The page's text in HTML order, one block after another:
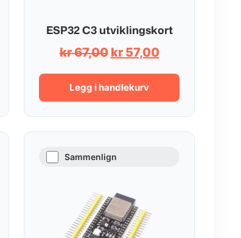
ESP32 C3 utviklingskort
kr67,00 Opprinnelig
pris
var:
kr 67,00.
kr57,00Nåværende
pris
kr 57,00.
Legg i handlekurv
Sammenlign